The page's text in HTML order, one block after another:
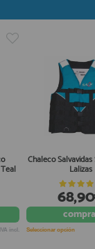
IVA incl.
Chaleco
Lalizas
Seleccionar opción